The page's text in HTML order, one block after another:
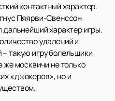
контактный характер.
Пяярви-Свенссон
характер игры.
удалений и
такую игру болельщики
же москвичи не только
«джокеров», но и